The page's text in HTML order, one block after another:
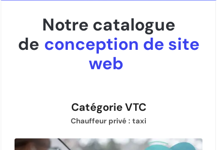
Notre catalogue
de conception de site
web
Catégorie VTC
Chauffeur privé : taxi